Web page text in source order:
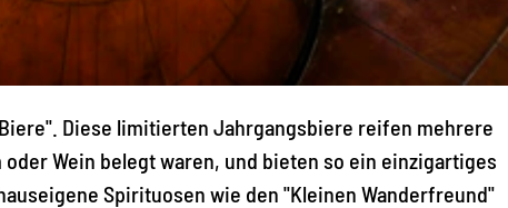
Diese limitierten Jahrgangsbiere reifen mehrere
Wein belegt waren, und bieten so ein einzigartiges
Spirituosen wie den "Kleinen Wanderfreund"